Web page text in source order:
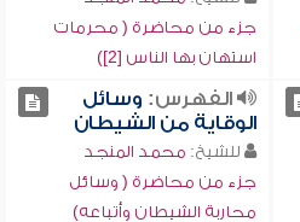
جزء من محاضرة ( محرمات
استهان بها الناس [2])
الفهرس: وسائل
الوقاية من الشيطان
للشيخ: محمد المنجد
جزء من محاضرة ( وسائل
محاربة الشيطان وأتباعه)